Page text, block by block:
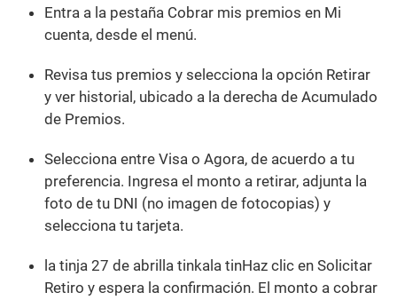
Entra a la pestaña Cobrar mis premios en Mi
cuenta, desde el menú.
Revisa tus premios y selecciona la opción Retirar
y ver historial, ubicado a la derecha de Acumulado
de Premios.
Selecciona entre Visa o Agora, de acuerdo a tu
preferencia. Ingresa el monto a retirar, adjunta la
foto de tu DNI (no imagen de fotocopias) y
selecciona tu tarjeta.
la tinja 27 de abrilla tinkala tinHaz clic en Solicitar
Retiro y espera la confirmación. El monto a cobrar